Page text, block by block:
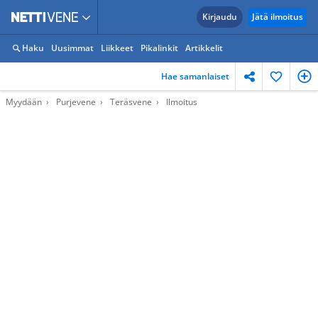
Kirjaudu Jätä ilmoitus
Haku Uusimmat Liikkeet Pikalinkit Artikkelit
Hae samanlaiset
Myydään Purjevene Teräsvene Ilmoitus